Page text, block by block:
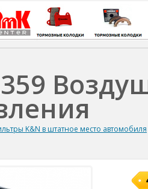
K&N в штатное место автомобиля